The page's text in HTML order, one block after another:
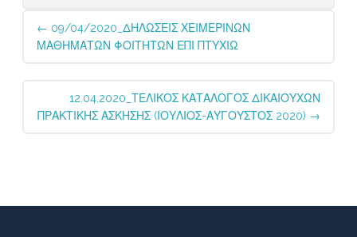
Post
navigation
← 09/04/2020_ΔΗΛΩΣΕΙΣ ΧΕΙΜΕΡΙΝΩΝ
ΜΑΘΗΜΑΤΩΝ ΦΟΙΤΗΤΩΝ ΕΠΙ ΠΤΥΧΙΩ
12.04.2020_ΤΕΛΙΚΟΣ ΚΑΤΑΛΟΓΟΣ ΔΙΚΑΙΟΥΧΩΝ
ΠΡΑΚΤΙΚΗΣ ΑΣΚΗΣΗΣ (ΙΟΥΛΙΟΣ-ΑΥΓΟΥΣΤΟΣ 2020) →